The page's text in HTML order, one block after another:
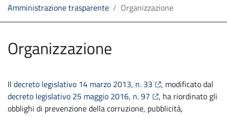
Linea
diretta
Amministrazione trasparente Organizzazione
Organizzazione
Il decreto legislativo 14 marzo 2013, n. 33 apre il link in una
, modificato dal
decreto legislativo 25 maggio 2016, n. 97 apre il link in una
, ha riordinato gli
obblighi di prevenzione della corruzione, pubblicità,